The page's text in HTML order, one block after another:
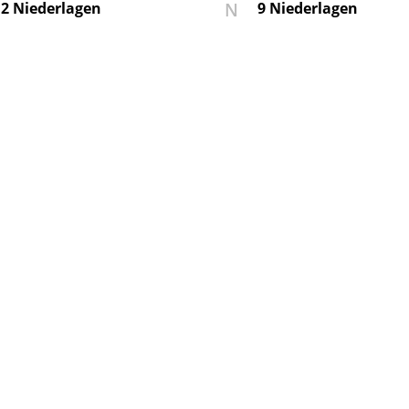
2 Niederlagen N 9 Niederlagen